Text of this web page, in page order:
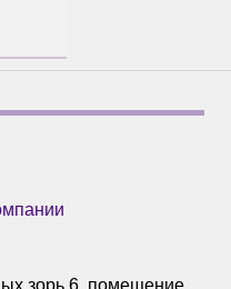
зорь 6, помещение